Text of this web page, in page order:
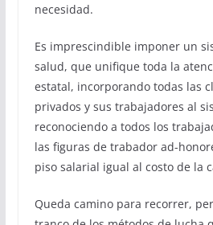
necesidad.
Es imprescindible imponer un
salud, que unifique toda la
estatal, incorporando todas las
privados y sus trabajadores al
reconociendo a todos los
las figuras de trabador ad-
piso salarial igual al costo de la
Queda camino para recorrer,